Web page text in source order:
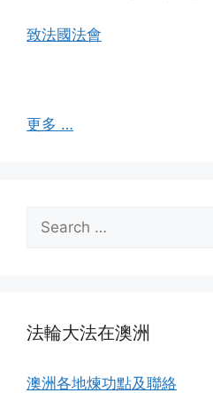
致法國法會
更多 …
for:
法輪大法在澳洲
澳洲各地煉功點及聯絡